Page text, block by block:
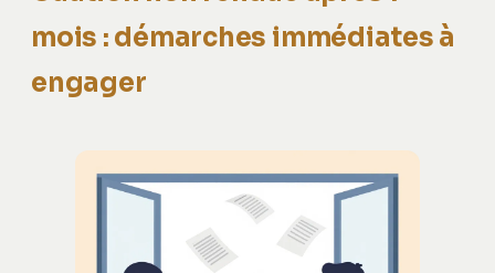
mois : démarches immédiates à
engager